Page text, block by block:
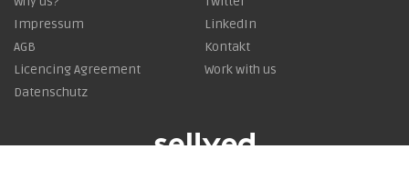
Impressum
AGB
Licencing Agreement
Datenschutz
LinkedIn
Kontakt
Work with us